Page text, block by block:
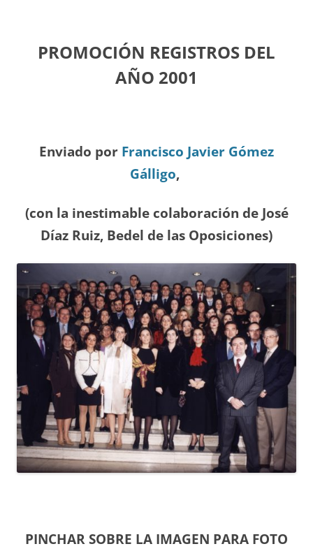
PROMOCIÓN REGISTROS DEL
AÑO 2001
Enviado por Francisco Javier Gómez
Gálligo,
(con la inestimable colaboración de José
Díaz Ruiz, Bedel de las Oposiciones)
PINCHAR SOBRE LA IMAGEN PARA FOTO